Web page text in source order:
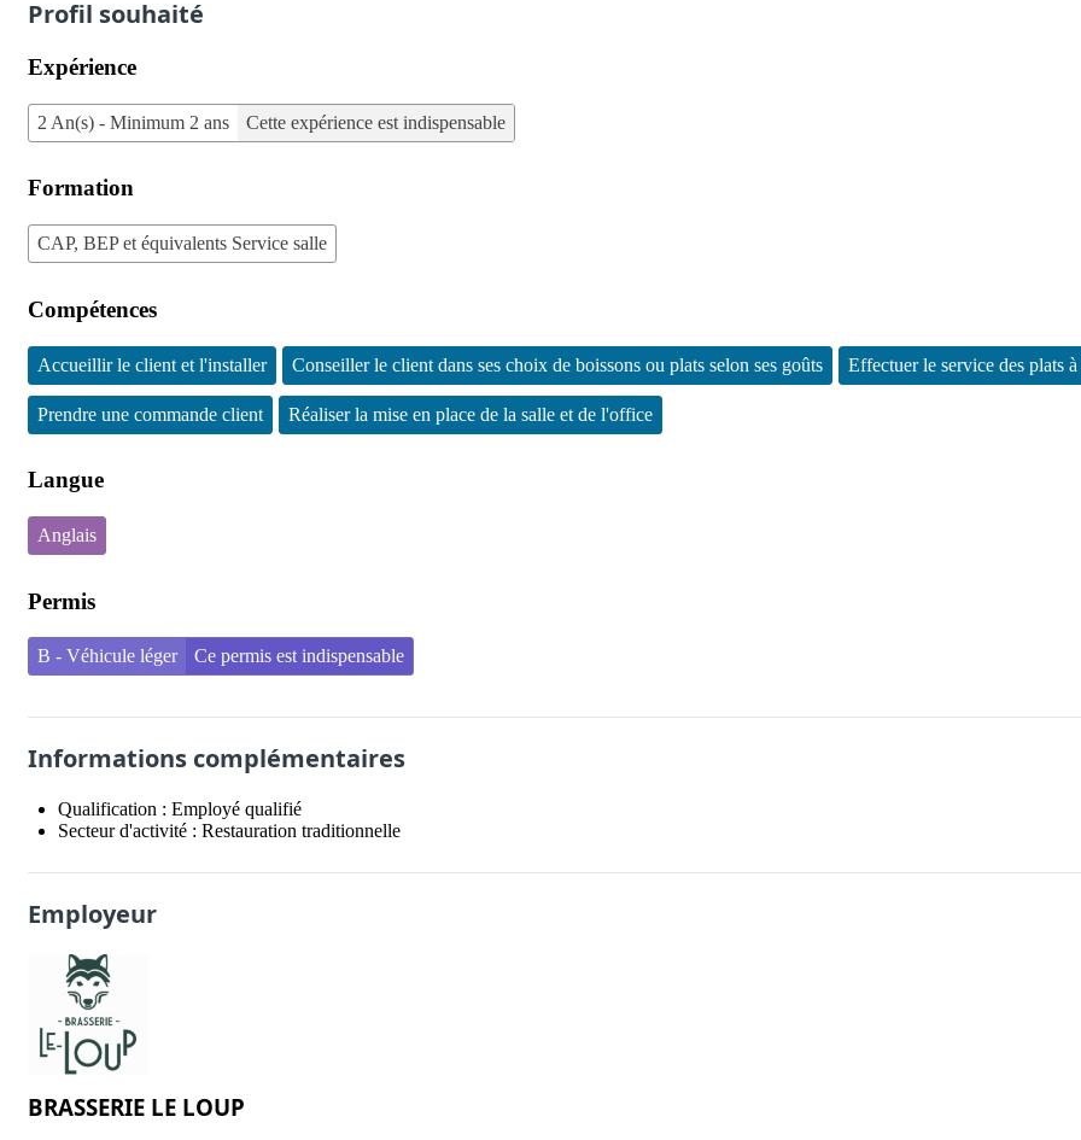
Profil souhaité
Expérience
2 An(s) - Minimum 2 ans Cette expérience est indispensable
Formation
CAP, BEP et équivalents Service salle
Compétences
Accueillir le client et l'installer Conseiller le client dans ses choix de boissons ou plats selon ses goûts Effectuer le service des plats
Prendre une commande client Réaliser la mise en place de la salle et de l'office
Langue
Anglais
Permis
B - Véhicule léger Ce permis est indispensable
Informations complémentaires
Qualification : Employé qualifié
Secteur d'activité : Restauration traditionnelle
Employeur
BRASSERIE LE LOUP